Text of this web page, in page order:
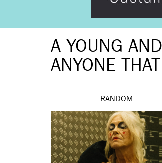
A YOUNG AND
ANYONE THAT
RANDOM